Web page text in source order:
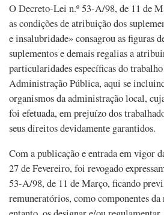
O Decreto-Lei n.º 53-A/98, de 11 de
as condições de atribuição dos
e insalubridade» consagrou as figuras
suplementos e demais regalias a
particularidades específicas do
Administração Pública, aqui se
organismos da administração local,
foi efetuada, em prejuízo dos
seus direitos devidamente garantidos.
Com a publicação e entrada em vigor
27 de Fevereiro, foi revogado
53-A/98, de 11 de Março, ficando
remuneratórios, como componentes